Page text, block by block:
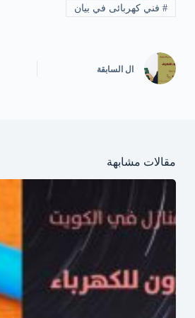
#فني كهربائى في بيان
ال السابقة
مقالات مشابهة